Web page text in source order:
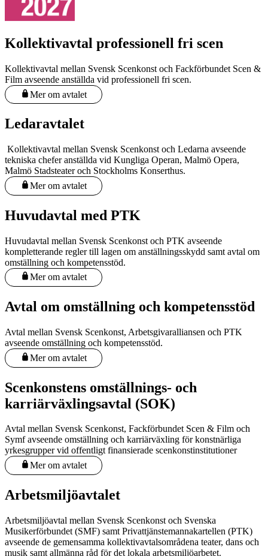
Kollektivavtal professionell fri scen
Kollektivavtal mellan Svensk Scenkonst och Fackförbundet Scen &
Film avseende anställda vid professionell fri scen.
Mer om avtalet
Ledaravtalet
Kollektivavtal mellan Svensk Scenkonst och Ledarna avseende
tekniska chefer anställda vid Kungliga Operan, Malmö Opera,
Malmö Stadsteater och Stockholms Konserthus.
Mer om avtalet
Huvudavtal med PTK
Huvudavtal mellan Svensk Scenkonst och PTK avseende
kompletterande regler till lagen om anställningsskydd samt avtal om
omställning och kompetensstöd.
Mer om avtalet
Avtal om omställning och kompetensstöd
Avtal mellan Svensk Scenkonst, Arbetsgivaralliansen och PTK
avseende omställning och kompetensstöd.
Mer om avtalet
Scenkonstens omställnings- och
karriärväxlingsavtal (SOK)
Avtal mellan Svensk Scenkonst, Fackförbundet Scen & Film och
Symf avseende omställning och karriärväxling för konstnärliga
yrkesgrupper vid offentligt finansierade scenkonstinstitutioner
Mer om avtalet
Arbetsmiljöavtalet
Arbetsmiljöavtal mellan Svensk Scenkonst och Svenska
Musikerförbundet (SMF) samt Privattjänstemannakartellen (PTK)
avseende de gemensamma kollektivavtalsområdena teater, dans och
musik samt allmänna råd för det lokala arbetsmiljöarbetet.